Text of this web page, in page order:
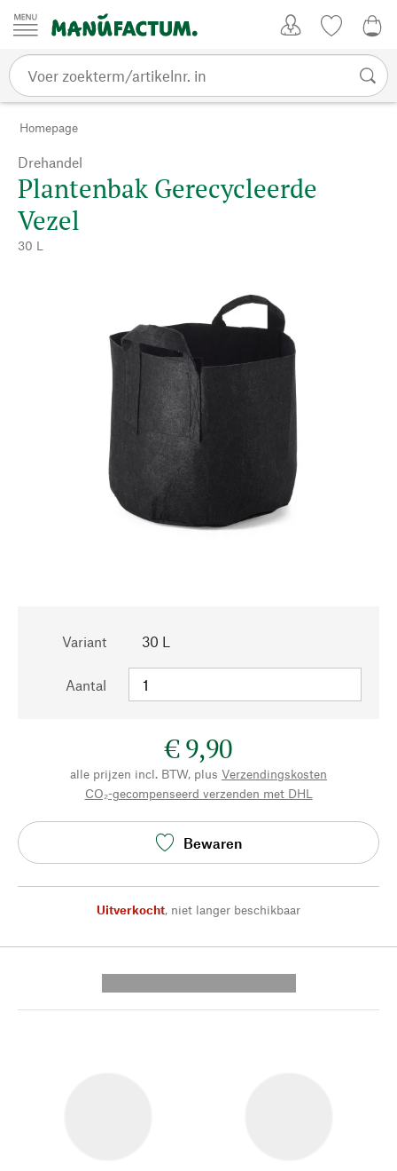
Passer au contenu
Homepage
Drehandel
Plantenbak Gerecycleerde
Vezel
30 L
Variant 30 L
Aantal
€ 9,90
alle prijzen incl. BTW, plus Verzendingskosten
CO₂-gecompenseerd verzenden met DHL
Bewaren
Uitverkocht, niet langer beschikbaar